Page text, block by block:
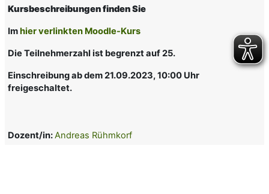
Kursbeschreibungen finden Sie
Imhier verlinkten Moodle-Kurs
Die Teilnehmerzahl ist begrenzt auf 25.
Einschreibung ab dem 21.09.2023, 10:00 Uhr
freigeschaltet.
Dozent/in:Andreas Rühmkorf